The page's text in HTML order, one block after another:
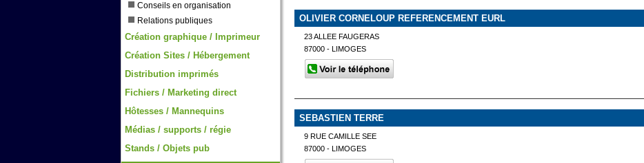
Conseils en organisation
Relations publiques
Création graphique / Imprimeur
Création Sites / Hébergement
Distribution imprimés
Fichiers / Marketing direct
Hôtesses / Mannequins
Médias / supports / régie
Stands / Objets pub
OLIVIER CORNELOUP REFERENCEMENT EURL
23 ALLEE FAUGERAS
87000 - LIMOGES
SEBASTIEN TERRE
9 RUE CAMILLE SEE
87000 - LIMOGES